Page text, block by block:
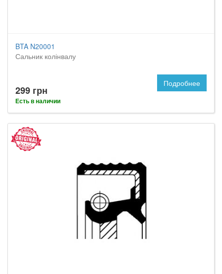
BTA N20001
Сальник колінвалу
299 грн
Есть в наличии
Подробнее